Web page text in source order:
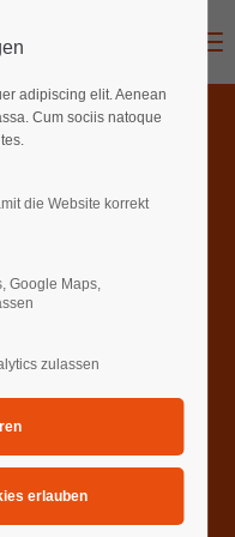
adipiscing elit. Aenean
Cum sociis natoque
die Website korrekt
Google Maps,
zulassen